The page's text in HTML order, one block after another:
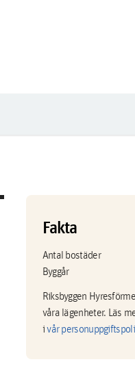
Fakta
Antal bostäder
Byggår
Riksbyggen
våra lägenheter. Läs
ivår